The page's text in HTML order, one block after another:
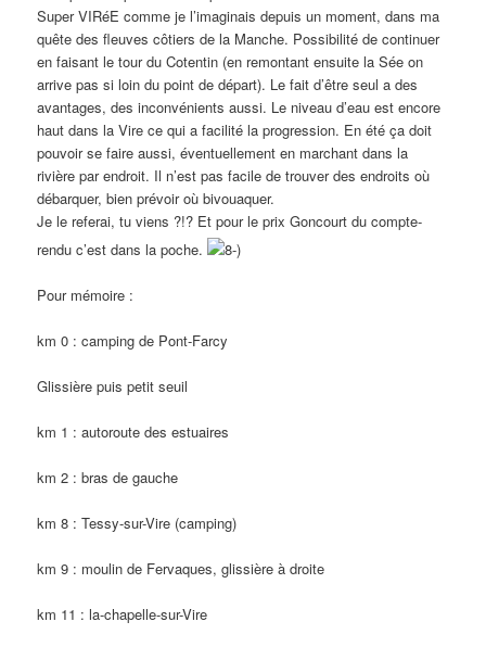
Super VIRéE comme je l’imaginais depuis un moment, dans ma
quête des fleuves côtiers de la Manche. Possibilité de continuer
en faisant le tour du Cotentin (en remontant ensuite la Sée on
arrive pas si loin du point de départ). Le fait d’être seul a des
avantages, des inconvénients aussi. Le niveau d’eau est encore
haut dans la Vire ce qui a facilité la progression. En été ça doit
pouvoir se faire aussi, éventuellement en marchant dans la
rivière par endroit. Il n’est pas facile de trouver des endroits où
débarquer, bien prévoir où bivouaquer.
Je le referai, tu viens ?!? Et pour le prix Goncourt du compte-
rendu c’est dans la poche.
Pour mémoire :
km 0 : camping de Pont-Farcy
Glissière puis petit seuil
km 1 : autoroute des estuaires
km 2 : bras de gauche
km 8 : Tessy-sur-Vire (camping)
km 9 : moulin de Fervaques, glissière à droite
km 11 : la-chapelle-sur-Vire